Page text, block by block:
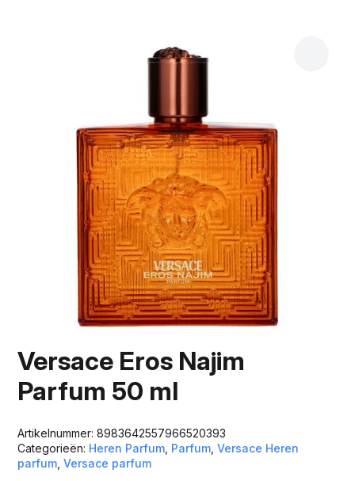
Versace Eros Najim
Parfum 50 ml
Artikelnummer:8983642557966520393
Categorieën: Heren Parfum Parfum ,Versace Heren
parfum ,Versace parfum